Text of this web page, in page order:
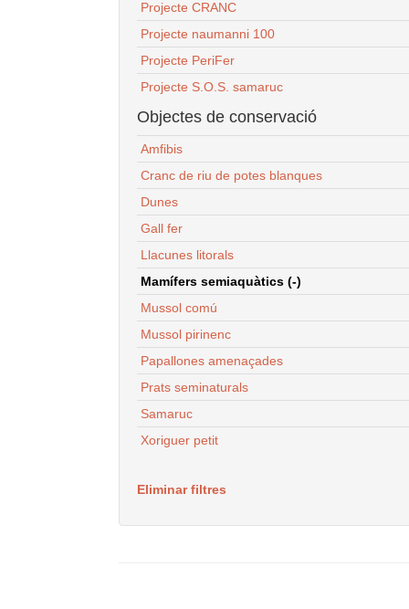
Projecte CRANC
Projecte naumanni 100
Projecte PeriFer
Projecte S.O.S. samaruc
Objectes de conservació
Amfibis
Cranc de riu de potes blanques
Dunes
Gall fer
Llacunes litorals
Mamífers semiaquàtics (-)
Mussol comú
Mussol pirinenc
Papallones amenaçades
Prats seminaturals
Samaruc
Xoriguer petit
Eliminar filtres